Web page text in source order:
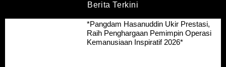
Berita Terkini
*Pangdam Hasanuddin Ukir Prestasi,
Raih Penghargaan Pemimpin Operasi
Kemanusiaan Inspiratif 2026*